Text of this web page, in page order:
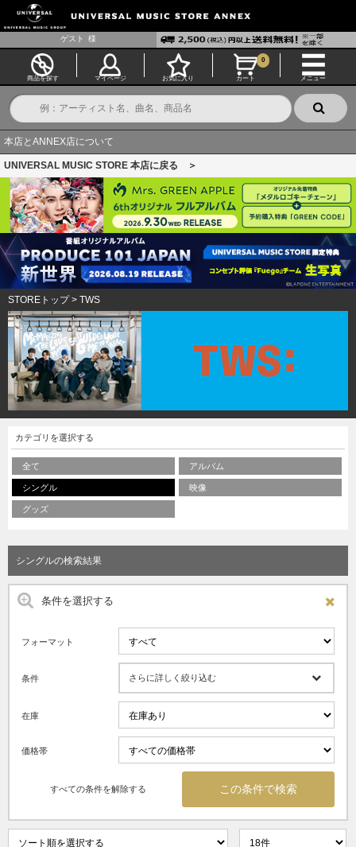
ゲスト 様
商品を探す マイページ お気に入り カート
0
メニュー
本店とANNEX店について
UNIVERSAL MUSIC STORE 本店に戻る ＞
STOREトップ> TWS
カテゴリを選択する
全て アルバム
シングル 映像
グッズ
シングルの検索結果
条件を選択する
フォーマット
条件 さらに詳しく絞り込む
在庫
価格帯
すべての条件を解除する